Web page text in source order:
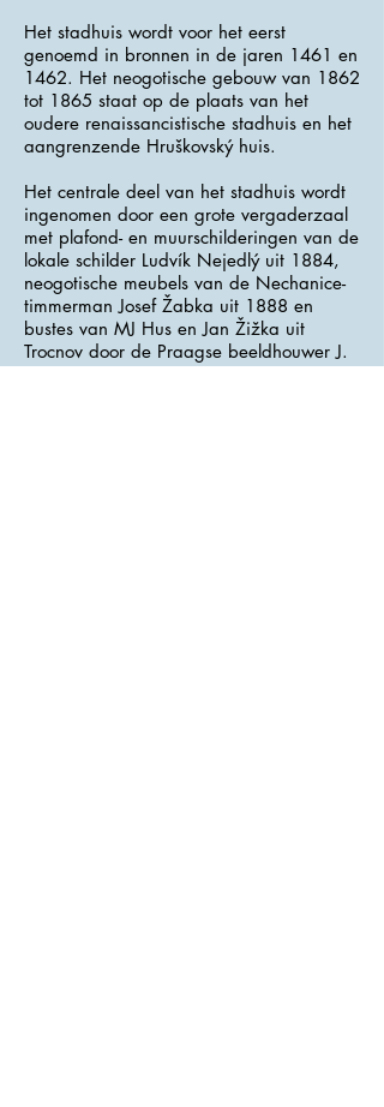
Het stadhuis wordt voor het eerst
genoemd in bronnen in de jaren 1461 en
1462. Het neogotische gebouw van 1862
tot 1865 staat op de plaats van het
oudere renaissancistische stadhuis en het
aangrenzende Hruškovský huis.
Het centrale deel van het stadhuis wordt
ingenomen door een grote vergaderzaal
met plafond- en muurschilderingen van de
lokale schilder Ludvík Nejedlý uit 1884,
neogotische meubels van de Nechanice-
timmerman Josef Žabka uit 1888 en
bustes van MJ Hus en Jan Žižka uit
Trocnov door de Praagse beeldhouwer J.
Barth uit1884-1890. Deze beeldhouwer